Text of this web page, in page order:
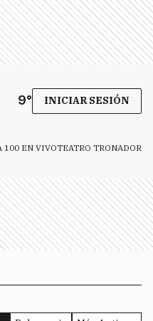
9° INICIAR SESIÓN
100 EN VIVOTEATRO TRONADOR